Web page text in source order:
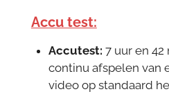
Accu test:
Accutest: 7 uur en
continu afspelen van
video op standaard